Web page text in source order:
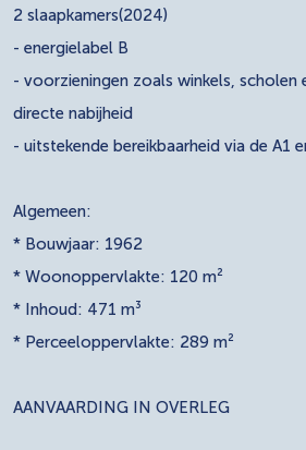
2 slaapkamers(2024)
- energielabel B
- voorzieningen zoals winkels, scholen
directe nabijheid
- uitstekende bereikbaarheid via de A1
Algemeen:
* Bouwjaar: 1962
* Woonoppervlakte: 120 m²
* Inhoud: 471 m³
* Perceeloppervlakte: 289 m²
AANVAARDING IN OVERLEG